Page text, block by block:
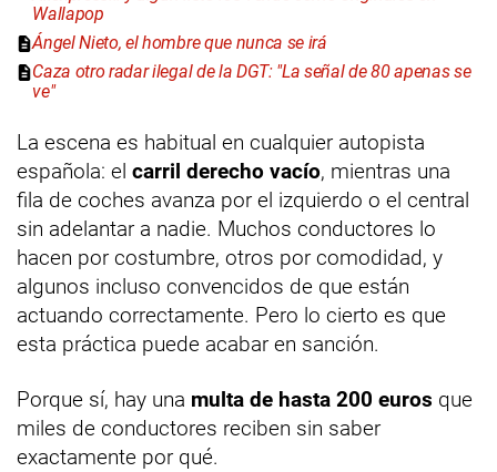
Wallapop
Ángel Nieto, el hombre que nunca se irá
Caza otro radar ilegal de la DGT: "La señal de 80 apenas se
ve"
La escena es habitual en cualquier autopista
española: el carril derecho vacío, mientras una
fila de coches avanza por el izquierdo o el central
sin adelantar a nadie. Muchos conductores lo
hacen por costumbre, otros por comodidad, y
algunos incluso convencidos de que están
actuando correctamente. Pero lo cierto es que
esta práctica puede acabar en sanción.
Porque sí, hay una multa de hasta 200 euros que
miles de conductores reciben sin saber
exactamente por qué.